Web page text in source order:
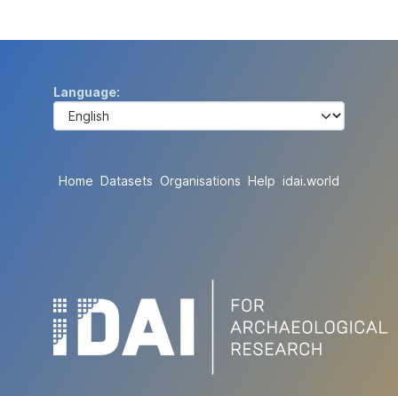
Language
Home Datasets Organisations Help idai.world